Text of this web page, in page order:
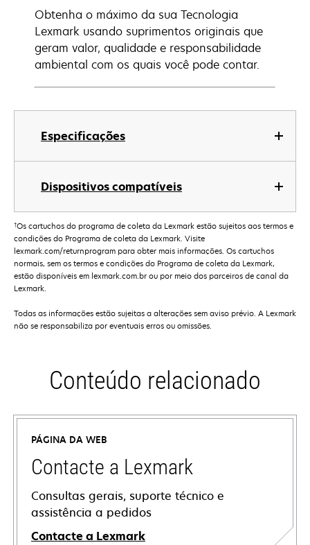
Especificações
Dispositivos compatíveis
Obtenha o máximo da sua Tecnologia
Lexmark usando suprimentos originais que
geram valor, qualidade e responsabilidade
ambiental com os quais você pode contar.
†Os cartuchos do programa de coleta da Lexmark estão sujeitos aos termos e
condições do Programa de coleta da Lexmark. Visite
lexmark.com/returnprogram para obter mais informações. Os cartuchos
normais, sem os termos e condições do Programa de coleta da Lexmark,
estão disponíveis em lexmark.com.br ou por meio dos parceiros de canal da
Lexmark.
Todas as informações estão sujeitas a alterações sem aviso prévio. A Lexmark
não se responsabiliza por eventuais erros ou omissões.
Conteúdo relacionado
PÁGINA DA WEB
Contacte a Lexmark
Consultas gerais, suporte técnico e
assistência a pedidos
Contacte a Lexmark